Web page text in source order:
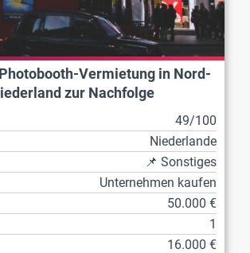
Vermietung in Nord-
zur Nachfolge
49/100
Niederlande
📌 Sonstiges
Unternehmen kaufen
50.000 €
1
16.000 €